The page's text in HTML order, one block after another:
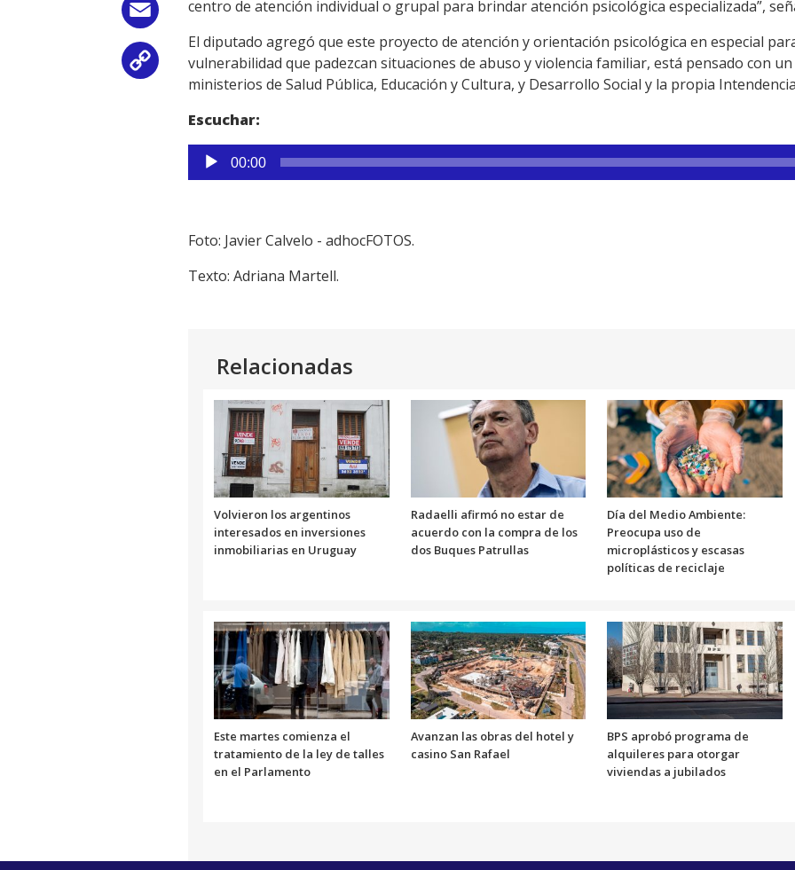
Email
Copy
centro de atención individual o grupal para brindar atención psicológica especializada”,
El diputado agregó que este proyecto de atención y orientación psicológica en especial
vulnerabilidad que padezcan situaciones de abuso y violencia familiar, está pensado con
ministerios de Salud Pública, Educación y Cultura, y Desarrollo Social y la propia
Escuchar:
Reproductor
de
00:00
Foto: Javier Calvelo - adhocFOTOS.
Texto: Adriana Martell.
Relacionadas
Volvieron los argentinos
interesados en inversiones
inmobiliarias en Uruguay
Radaelli afirmó no estar de
acuerdo con la compra de los
dos Buques Patrullas
Día del Medio Ambiente:
Preocupa uso de
microplásticos y escasas
políticas de reciclaje
Este martes comienza el
tratamiento de la ley de talles
en el Parlamento
Avanzan las obras del hotel y
casino San Rafael
BPS aprobó programa de
alquileres para otorgar
viviendas a jubilados